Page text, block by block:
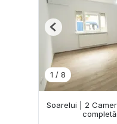
1 / 8
Previous
Soarelui | 2